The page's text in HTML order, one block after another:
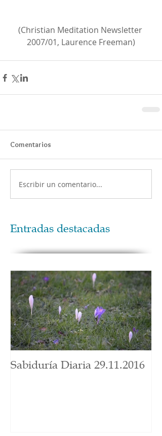
(Christian Meditation Newsletter
2007/01, Laurence Freeman)
Comentarios
Escribir un comentario...
Entradas destacadas
Sabiduría Diaria 29.11.2016